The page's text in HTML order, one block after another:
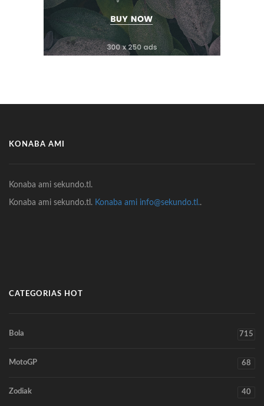
KONABA AMI
Konaba ami sekundo.tl.
Konaba ami sekundo.tl. Konaba ami info@sekundo.tl..
CATEGORIAS HOT
Bola 715
MotoGP 68
Zodiak 40